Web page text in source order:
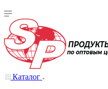
Каталог